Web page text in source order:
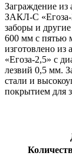
Заграждение
ЗАКЛ-С «Егоза-
заборы и
600 мм с пятью
изготовлено
«Егоза-2,5» с
лезвий 0,5 мм.
стали и
покрытием для